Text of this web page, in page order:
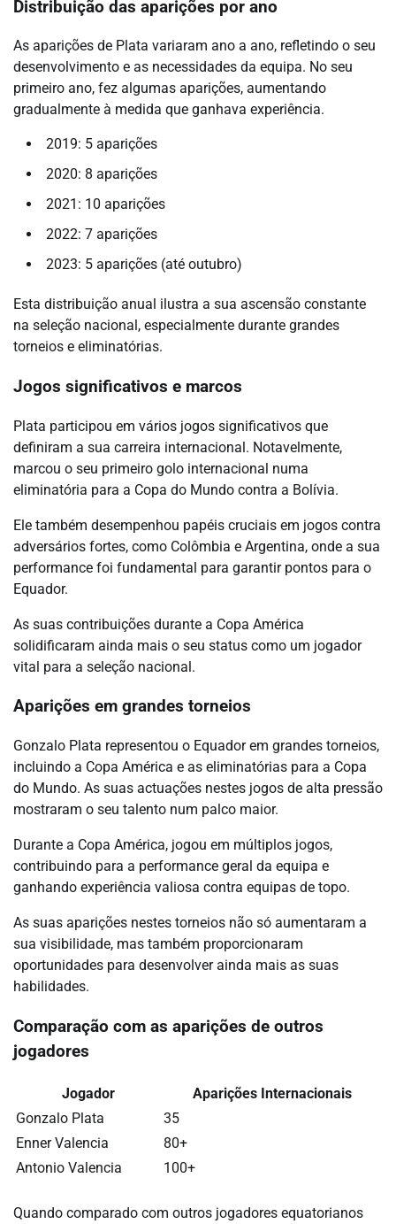
Distribuição das aparições por ano
As aparições de Plata variaram ano a ano, refletindo o seu
desenvolvimento e as necessidades da equipa. No seu
primeiro ano, fez algumas aparições, aumentando
gradualmente à medida que ganhava experiência.
2019: 5 aparições
2020: 8 aparições
2021: 10 aparições
2022: 7 aparições
2023: 5 aparições (até outubro)
Esta distribuição anual ilustra a sua ascensão constante
na seleção nacional, especialmente durante grandes
torneios e eliminatórias.
Jogos significativos e marcos
Plata participou em vários jogos significativos que
definiram a sua carreira internacional. Notavelmente,
marcou o seu primeiro golo internacional numa
eliminatória para a Copa do Mundo contra a Bolívia.
Ele também desempenhou papéis cruciais em jogos contra
adversários fortes, como Colômbia e Argentina, onde a sua
performance foi fundamental para garantir pontos para o
Equador.
As suas contribuições durante a Copa América
solidificaram ainda mais o seu status como um jogador
vital para a seleção nacional.
Aparições em grandes torneios
Gonzalo Plata representou o Equador em grandes torneios,
incluindo a Copa América e as eliminatórias para a Copa
do Mundo. As suas actuações nestes jogos de alta pressão
mostraram o seu talento num palco maior.
Durante a Copa América, jogou em múltiplos jogos,
contribuindo para a performance geral da equipa e
ganhando experiência valiosa contra equipas de topo.
As suas aparições nestes torneios não só aumentaram a
sua visibilidade, mas também proporcionaram
oportunidades para desenvolver ainda mais as suas
habilidades.
Comparação com as aparições de outros
jogadores
Jogador
Aparições Internacionais
Gonzalo Plata
35
Enner Valencia
80+
Antonio Valencia
100+
Quando comparado com outros jogadores equatorianos